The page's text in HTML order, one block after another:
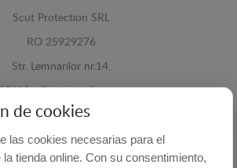
Scut Protection SRL
RO 25929276
Str. Lemnarilor nr.14.
- Odorheiu Secuiesc
Harghita, Romania
info@cubrecarter.com
de cookies
las cookies necesarias para el
tienda online. Con su consentimiento,